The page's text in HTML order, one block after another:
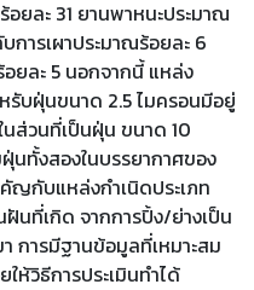
ยละ 31 ยานพาหนะประมาณ
การเผาประมาณร้อยละ 6
ยละ 5 นอกจากนี้ แหล่ง
รับฝุ่นขนาด 2.5 ไมครอนมีอยู่
ส่วนที่เป็นฝุ่น ขนาด 10
นทั้งสองในบรรยากาศของ
ญกับแหล่งกําเนิดประเภท
ฝันที่เกิด จากการปิ้ง/ย่างเป็น
การมีฐานข้อมูลที่เหมาะสม
ห้วิธีการประเมินทําได้